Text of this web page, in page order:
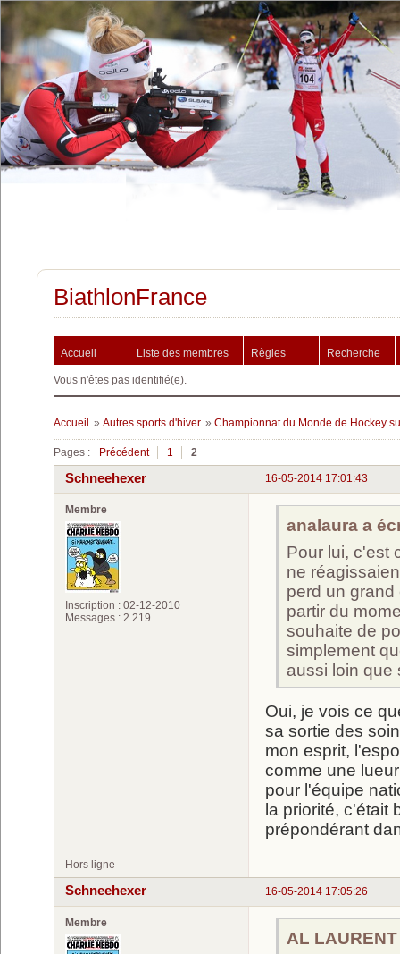
BiathlonFrance
Accueil Liste des membres Règles Recherche
Vous n'êtes pas identifié(e).
Accueil » Autres sports d'hiver » Championnat du Monde de Hockey
Pages : Précédent 1 2
16-05-2014 17:01:43
Schneehexer
Membre
Inscription : 02-12-2010
Messages : 2 219
analaura a
Pour lui, c'est
ne
perd un
partir du
souhaite de
simplement
aussi loin que
Oui, je vois ce
sa sortie des
mon esprit,
comme une
pour l'équipe
la priorité, c'était
prépondérant
Hors ligne
16-05-2014 17:05:26
Schneehexer
Membre
AL